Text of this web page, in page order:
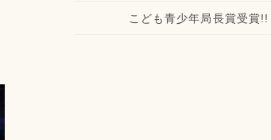
こども青少年局長賞受賞!!